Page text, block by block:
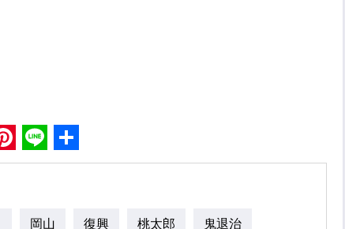
Pinterest
LineShare
岡山 復興 桃太郎 鬼退治